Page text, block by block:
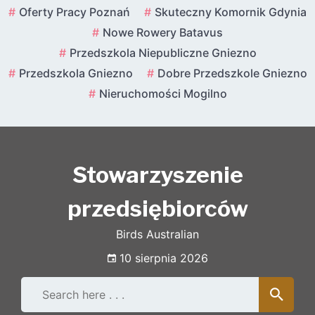
SkipOferty Pracy Poznań
Skuteczny Komornik Gdynia
Nowe Rowery Batavus
Przedszkola Niepubliczne Gniezno
Przedszkola Gniezno
Dobre Przedszkole Gniezno
Nieruchomości Mogilno
Stowarzyszenie
przedsiębiorców
Birds Australian
10 sierpnia 2026